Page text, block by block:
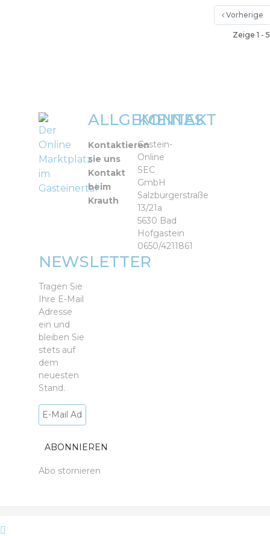
Vorherige
Zeige 1 -
Der
Online
Marktplatz
im
Gasteinertal
ALLGEMEINES
Kontaktieren
sie uns
Kontakt
beim
Krauth
KONTAKT
Gastein-
Online
SEC
GmbH
Salzburgerstraße
13/21a
5630 Bad
Hofgastein
0650/4211861
NEWSLETTER
Tragen Sie
Ihre E-Mail
Adresse
ein und
bleiben Sie
stets auf
dem
neuesten
Stand.
Abo stornieren